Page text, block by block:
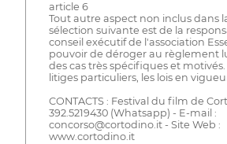
article 6
Tout autre aspect non inclus dans
sélection suivante est de la
conseil exécutif de l'association
pouvoir de déroger au règlement
des cas très spécifiques et motivés.
litiges particuliers, les lois en
CONTACTS : Festival du film de
392.5219430 (Whatsapp) - E-mail :
concorso@cortodino.it - Site Web :
www.cortodino.it